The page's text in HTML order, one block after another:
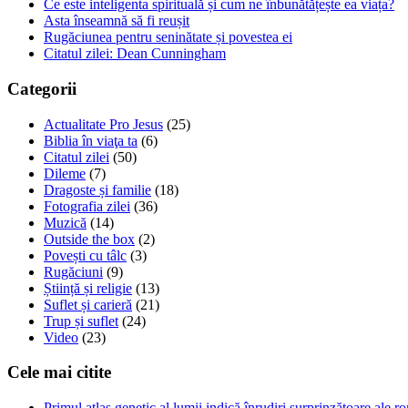
Ce este inteligenta spirituală și cum ne înbunătățește ea viața?
Asta înseamnă să fi reușit
Rugăciunea pentru seninătate și povestea ei
Citatul zilei: Dean Cunningham
Categorii
Actualitate Pro Jesus (25)
Biblia în viaţa ta (6)
Citatul zilei (50)
Dileme (7)
Dragoste și familie (18)
Fotografia zilei (36)
Muzică (14)
Outside the box (2)
Povești cu tâlc (3)
Rugăciuni (9)
Știință și religie (13)
Suflet și carieră (21)
Trup și suflet (24)
Video (23)
Cele mai citite